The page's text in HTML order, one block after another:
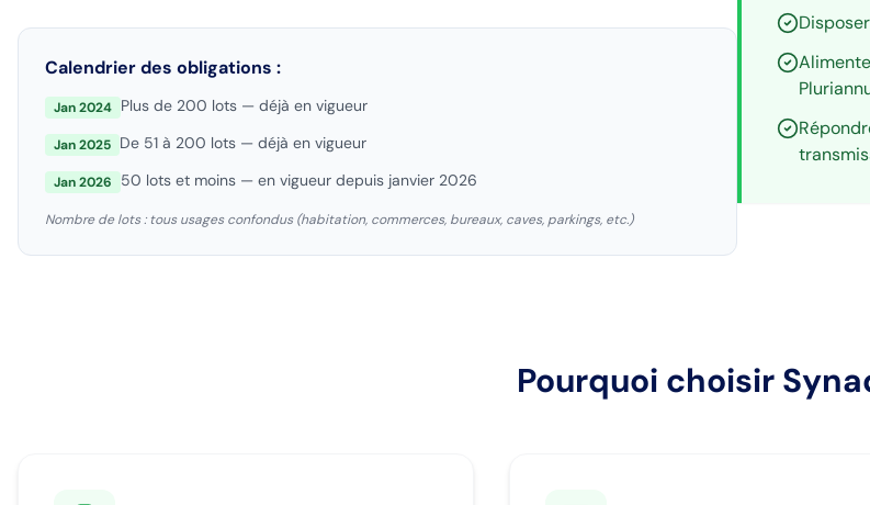
Calendrier des obligations :
Jan 2024 Plus de 200 lots — déjà en vigueur
Jan 2025 De 51 à 200 lots — déjà en vigueur
Jan 2026 50 lots et moins — en vigueur depuis janvier 2026
Nombre de lots : tous usages confondus (habitation, commerces, bureaux, caves, parkings, etc.)
Pourquoi choisir